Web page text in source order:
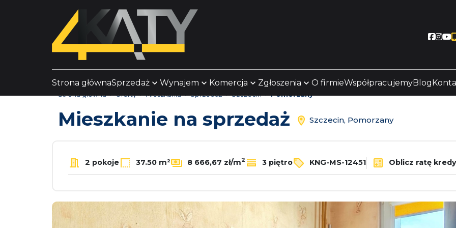
Strona głównaSprzedaż Wynajem Komercja Zgłoszenia O firmieWspółpracujemyBlog
Strona główna Oferty Mieszkania Sprzedaż Szczecin Pomorzany
Mieszkanie na sprzedaż Szczecin, Pomorzany
2 pokoje 37.50 m² 8 666,67 zł/m2 3 piętro KNG-MS-12451 Oblicz ratę